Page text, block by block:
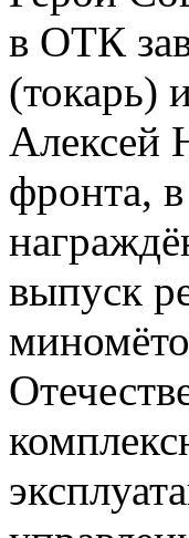
в ОТК
(токарь)
Алексей
фронта,
выпуск